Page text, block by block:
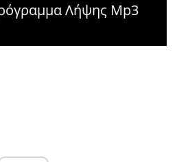
Λήψης Mp3